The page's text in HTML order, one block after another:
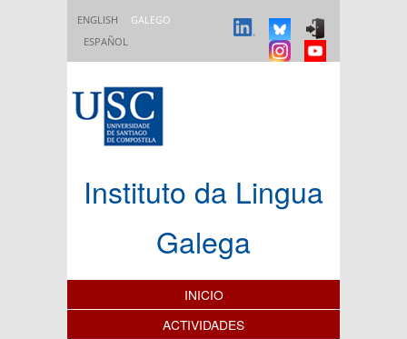
ENGLISH
GALEGO
ESPAÑOL
Instituto da Lingua
Galega
Índice de contidos
INICIO
ACTIVIDADES